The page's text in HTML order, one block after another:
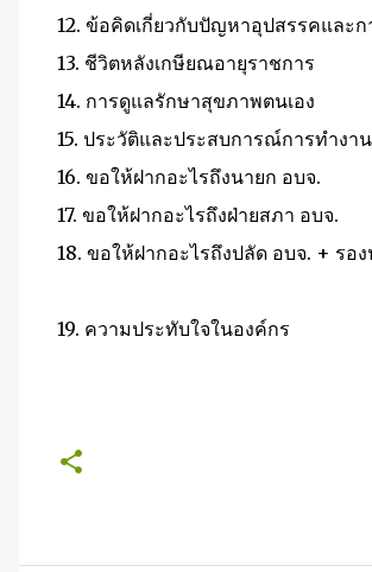
12. ข้อคิดเกี่ยวกับปัญหาอุปสรรคและก
13. ชีวิตหลังเกษียณอายุราชการ
14. การดูแลรักษาสุขภาพตนเอง
15. ประวัติและประสบการณ์การทำงาน
16. ขอให้ฝากอะไรถึงนายก อบจ.
17. ขอให้ฝากอะไรถึงฝ่ายสภา อบจ.
18. ขอให้ฝากอะไรถึงปลัด อบจ. + รอ
19. ความประทับใจในองค์กร